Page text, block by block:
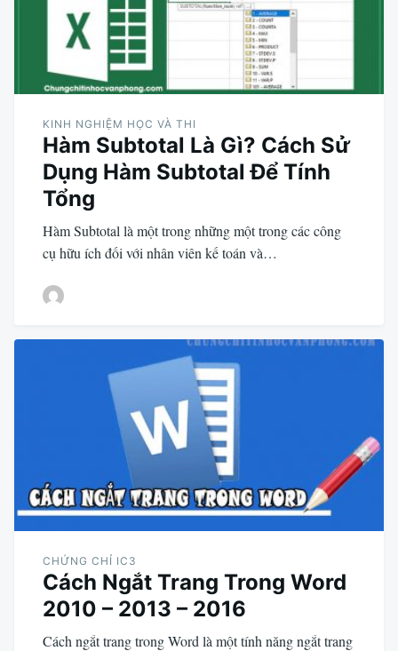
KINH NGHIỆM HỌC VÀ THI
Hàm Subtotal Là Gì? Cách Sử
Dụng Hàm Subtotal Để Tính
Tổng
Hàm Subtotal là một trong những một trong các công
cụ hữu ích đối với nhân viên kế toán và…
CHỨNG CHỈ IC3
Cách Ngắt Trang Trong Word
2010 – 2013 – 2016
Cách ngắt trang trong Word là một tính năng ngắt trang